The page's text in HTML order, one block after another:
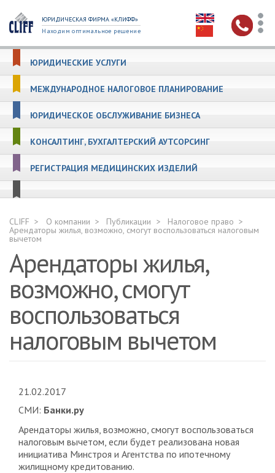
ЮРИДИЧЕСКАЯ ФИРМА «КЛИФФ»
Находим оптимальное решение
ЮРИДИЧЕСКИЕ УСЛУГИ
МЕЖДУНАРОДНОЕ НАЛОГОВОЕ ПЛАНИРОВАНИЕ
ЮРИДИЧЕСКОЕ ОБСЛУЖИВАНИЕ БИЗНЕСА
КОНСАЛТИНГ, БУХГАЛТЕРСКИЙ АУТСОРСИНГ
РЕГИСТРАЦИЯ МЕДИЦИНСКИХ ИЗДЕЛИЙ
CLIFF О компании Публикации Налоговое право
Арендаторы жилья, возможно, смогут воспользоваться налоговым
вычетом
Арендаторы жилья,
возможно, смогут
воспользоваться
налоговым вычетом
21.02.2017
СМИ: Банки.ру
Арендаторы жилья, возможно, смогут воспользоваться
налоговым вычетом, если будет реализована новая
инициатива Минстроя и Агентства по ипотечному
жилищному кредитованию.